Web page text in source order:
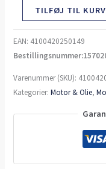
TILFØJ TIL KURV
EAN: 4100420250149
Varenummer (SKU):
Kategorier:Motor & Olie,